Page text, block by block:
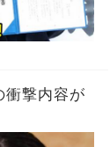
衝撃内容が